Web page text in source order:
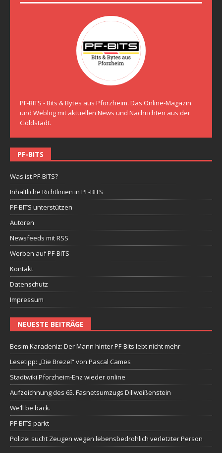
PF-BITS - Bits & Bytes aus Pforzheim. Das Online-Magazin
und Weblog mit aktuellen News und Nachrichten aus der
Goldstadt.
PF-BITS
Was ist PF-BITS?
Inhaltliche Richtlinien in PF-BITS
PF-BITS unterstützen
Autoren
Newsfeeds mit RSS
Werben auf PF-BITS
Kontakt
Datenschutz
Impressum
NEUESTE BEITRÄGE
Besim Karadeniz: Der Mann hinter PF-Bits lebt nicht mehr
Lesetipp: „Die Brezel“ von Pascal Cames
Stadtwiki Pforzheim-Enz wieder online
Aufzeichnung des 65. Fasnetsumzugs Dillweißenstein
We’ll be back.
PF-BITS parkt
Polizei sucht Zeugen wegen lebensbedrohlich verletzter Person